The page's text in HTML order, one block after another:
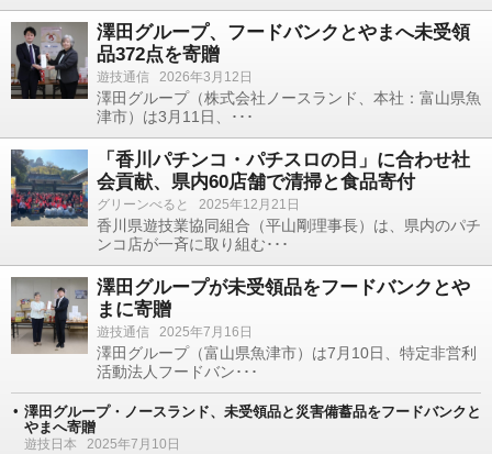
澤田グループ、フードバンクとやまへ未受領
品372点を寄贈
遊技通信 2026年3月12日
澤田グループ（株式会社ノースランド、本社：富山県魚
津市）は3月11日、･･･
「香川パチンコ・パチスロの日」に合わせ社
会貢献、県内60店舗で清掃と食品寄付
グリーンべると 2025年12月21日
香川県遊技業協同組合（平山剛理事長）は、県内のパチ
ンコ店が一斉に取り組む･･･
澤田グループが未受領品をフードバンクとや
まに寄贈
遊技通信 2025年7月16日
澤田グループ（富山県魚津市）は7月10日、特定非営利
活動法人フードバン･･･
澤田グループ・ノースランド、未受領品と災害備蓄品をフードバンクと
やまへ寄贈
遊技日本 2025年7月10日